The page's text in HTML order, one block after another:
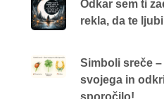
Odkar sem ti
rekla, da te
Simboli sreče
svojega in
sporočilo!